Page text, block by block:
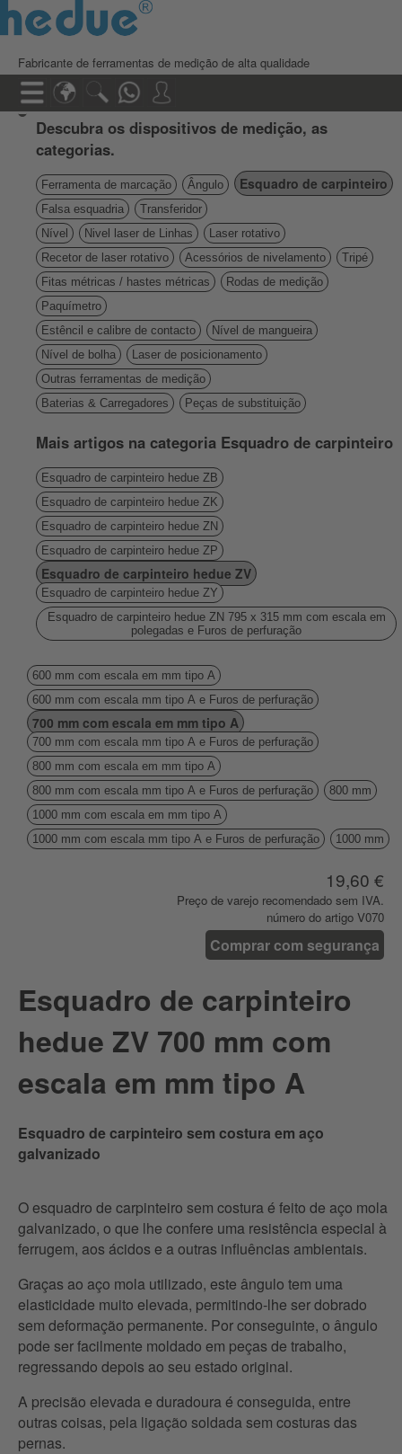
Fabricante de ferramentas de medição de alta qualidade
Descubra os dispositivos de medição, as
categorias.
Ferramenta de marcação Ângulo Esquadro de carpinteiro
Falsa esquadria
Transferidor
Nível
Nivel laser de Linhas
Laser rotativo
Recetor de laser rotativo
Acessórios de nivelamento
Tripé
Fitas métricas / hastes métricas
Rodas de medição
Paquímetro
Estêncil e calibre de contacto
Nível de mangueira
Nível de bolha
Laser de posicionamento
Outras ferramentas de medição
Baterias & Carregadores
Peças de substituição
Mais artigos na categoria Esquadro de carpinteiro
Esquadro de carpinteiro hedue ZB
Esquadro de carpinteiro hedue ZK
Esquadro de carpinteiro hedue ZN
Esquadro de carpinteiro hedue ZP
Esquadro de carpinteiro hedue ZV
Esquadro de carpinteiro hedue ZY
Esquadro de carpinteiro hedue ZN 795 x 315 mm com escala em
polegadas e Furos de perfuração
600 mm com escala em mm tipo A
600 mm com escala mm tipo A e Furos de perfuração
700 mm com escala em mm tipo A
700 mm com escala mm tipo A e Furos de perfuração
800 mm com escala em mm tipo A
800 mm com escala mm tipo A e Furos de perfuração
800 mm
1000 mm com escala em mm tipo A
1000 mm com escala mm tipo A e Furos de perfuração
1000 mm
19,60 €
Preço de varejo recomendado sem IVA.
número do artigo V070
Comprar com segurança
Esquadro de carpinteiro
hedue ZV 700 mm com
escala em mm tipo A
Esquadro de carpinteiro sem costura em aço
galvanizado
O esquadro de carpinteiro sem costura é feito de aço mola
galvanizado, o que lhe confere uma resistência especial à
ferrugem, aos ácidos e a outras influências ambientais.
Graças ao aço mola utilizado, este ângulo tem uma
elasticidade muito elevada, permitindo-lhe ser dobrado
sem deformação permanente. Por conseguinte, o ângulo
pode ser facilmente moldado em peças de trabalho,
regressando depois ao seu estado original.
A precisão elevada e duradoura é conseguida, entre
outras coisas, pela ligação soldada sem costuras das
pernas.